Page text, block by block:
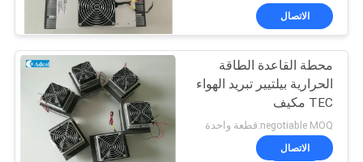
الاتصال
محطة القاعدة الطاقة
الحرارية بيلتيير تبريد الهواء
TEC مكيف
negotiable MOQ:قطعة واحدة
الاتصال